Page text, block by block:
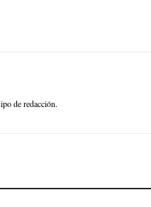
de redacción.